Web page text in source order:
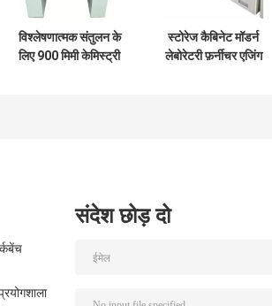
विश्लेषणात्मक संतुलन के
लिए 900 मिमी केमिस्ट्री
स्टोरेज कैबिनेट मॉडर्न
लेबोरेटरी फ़र्नीचर एजिंग
संदेश छोड़ दो